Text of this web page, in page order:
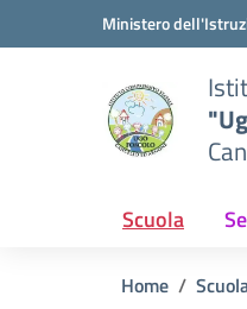
Vai ai contenuti
Vai al menu di navigazione
Ministero
Scuola
Home